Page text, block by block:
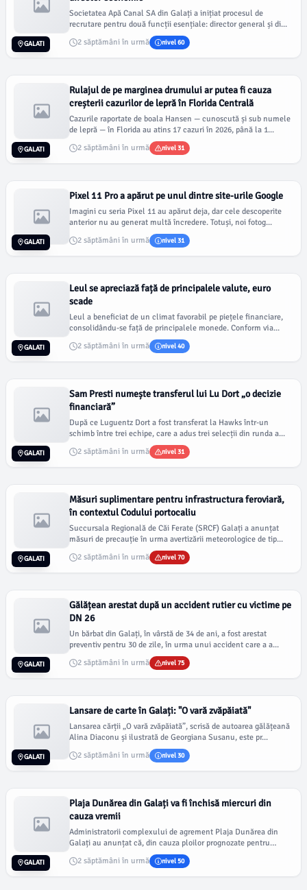
Societatea Apă Canal SA din Galați a inițiat procesul de
recrutare pentru două funcții esențiale: director general și di...
2 săptămâni în urmă
nivel 60
GALATI
Rulajul de pe marginea drumului ar putea fi cauza
creșterii cazurilor de lepră în Florida Centrală
Cazurile raportate de boala Hansen — cunoscută și sub numele
de lepră — în Florida au atins 17 cazuri în 2026, până la 1...
2 săptămâni în urmă
nivel 31
GALATI
Pixel 11 Pro a apărut pe unul dintre site-urile Google
Imagini cu seria Pixel 11 au apărut deja, dar cele descoperite
anterior nu au generat multă încredere. Totuși, noi fotog...
2 săptămâni în urmă
nivel 31
GALATI
Leul se apreciază față de principalele valute, euro
scade
Leul a beneficiat de un climat favorabil pe piețele financiare,
consolidându-se față de principalele monede. Conform via...
2 săptămâni în urmă
nivel 40
GALATI
Sam Presti numește transferul lui Lu Dort „o decizie
financiară”
După ce Luguentz Dort a fost transferat la Hawks într-un
schimb între trei echipe, care a adus trei selecții din runda a...
2 săptămâni în urmă
nivel 31
GALATI
Măsuri suplimentare pentru infrastructura feroviară,
în contextul Codului portocaliu
Succursala Regională de Căi Ferate (SRCF) Galați a anunțat
măsuri de precauție în urma avertizării meteorologice de tip...
2 săptămâni în urmă
nivel 70
GALATI
Gălățean arestat după un accident rutier cu victime pe
DN 26
Un bărbat din Galați, în vârstă de 34 de ani, a fost arestat
preventiv pentru 30 de zile, în urma unui accident care a a...
2 săptămâni în urmă
nivel 75
GALATI
Lansare de carte în Galați: "O vară zvăpăiată"
Lansarea cărții „O vară zvăpăiată”, scrisă de autoarea gălățeană
Alina Diaconu și ilustrată de Georgiana Susanu, este pr...
2 săptămâni în urmă
nivel 30
GALATI
Plaja Dunărea din Galați va fi închisă miercuri din
cauza vremii
Administratorii complexului de agrement Plaja Dunărea din
Galați au anunțat că, din cauza ploilor prognozate pentru
2 săptămâni în urmă nivel 50
GALATI